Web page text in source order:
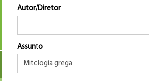
Autor/Diretor
Assunto